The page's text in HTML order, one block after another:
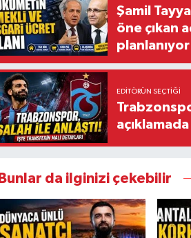
Şamil
öne çıkan
planlanıyor
EDITÖRÜN SEÇTIĞI
açıklamada
Bunlar da ilginizi çekebilir